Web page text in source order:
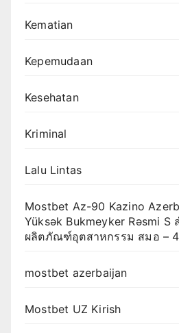
Kematian
Kepemudaan
Kesehatan
Kriminal
Lalu Lintas
Mostbet Az-90 Kazino
Yüksək Bukmeyker Rəsmi S
ผลิตภัณฑ์อุตสาหกรรม สมอ –
mostbet azerbaijan
Mostbet UZ Kirish